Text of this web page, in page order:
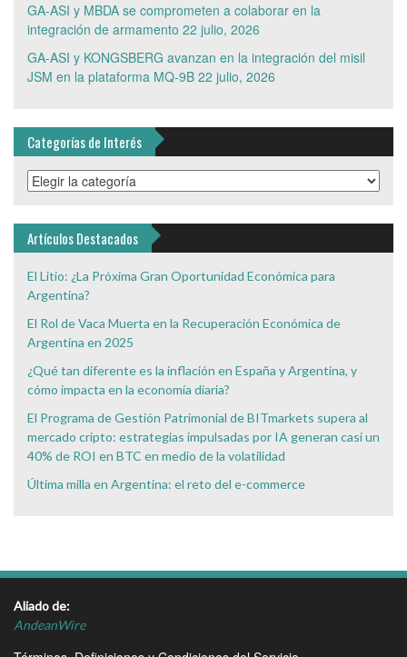
GA-ASI y MBDA se comprometen a colaborar en la
integración de armamento 22 julio, 2026
GA-ASI y KONGSBERG avanzan en la integración del misil
JSM en la plataforma MQ-9B 22 julio, 2026
Categorías de Interés
Categorías
de
Artículos Destacados
El Litio: ¿La Próxima Gran Oportunidad Económica para
Argentina?
El Rol de Vaca Muerta en la Recuperación Económica de
Argentina en 2025
¿Qué tan diferente es la inflación en España y Argentina, y
cómo impacta en la economía diaria?
El Programa de Gestión Patrimonial de BITmarkets supera al
mercado cripto: estrategias impulsadas por IA generan casi un
40% de ROI en BTC en medio de la volatilidad
Última milla en Argentina: el reto del e-commerce
Aliado de:
AndeanWire